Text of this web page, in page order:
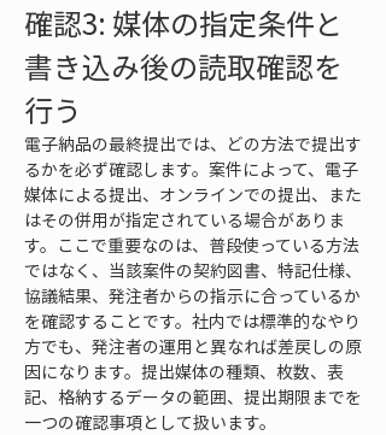
確認3: 媒体の指定条件と
書き込み後の読取確認を
行う
電子納品の最終提出では、どの方法で提出す
るかを必ず確認します。案件によって、電子
媒体による提出、オンラインでの提出、また
はその併用が指定されている場合がありま
す。ここで重要なのは、普段使っている方法
ではなく、当該案件の契約図書、特記仕様、
協議結果、発注者からの指示に合っているか
を確認することです。社内では標準的なやり
方でも、発注者の運用と異なれば差戻しの原
因になります。提出媒体の種類、枚数、表
記、格納するデータの範囲、提出期限までを
一つの確認事項として扱います。